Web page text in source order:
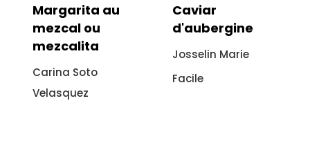
Caviar
d'aubergine
Josselin Marie
Facile
Vitello tonnato
sans viande :
recette
italienne à
l'aubergine